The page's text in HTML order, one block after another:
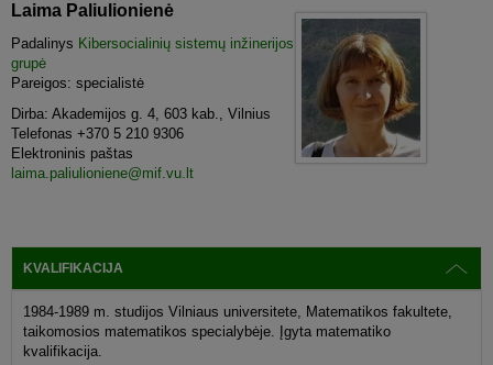
Laima Paliulionienė
Padalinys Kibersocialinių sistemų inžinerijos
grupė
Pareigos: specialistė
Dirba: Akademijos g. 4, 603 kab., Vilnius
Telefonas +370 5 210 9306
Elektroninis paštas
laima.paliulioniene@mif.vu.lt
KVALIFIKACIJA
1984-1989 m. studijos Vilniaus universitete, Matematikos fakultete,
taikomosios matematikos specialybėje. Įgyta matematiko
kvalifikacija.